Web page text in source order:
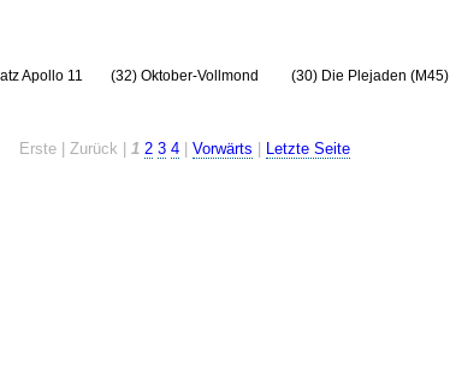
Apollo 11 (32) Oktober-Vollmond (30) Die Plejaden (M45)
Erste | Zurück |1 2 3 4 |Vorwärts Letzte Seite